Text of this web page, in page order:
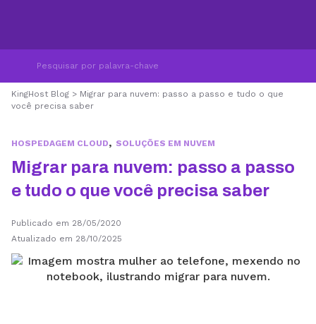
KingHost Blog > Migrar para nuvem: passo a passo e tudo o que
você precisa saber
HOSPEDAGEM CLOUD, SOLUÇÕES EM NUVEM
Migrar para nuvem: passo a passo
e tudo o que você precisa saber
Publicado em 28/05/2020
Atualizado em 28/10/2025